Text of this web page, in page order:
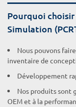
Pourquoi choisir
Simulation
Nous pouvons
inventaire de
Développement
Nos produits sont
OEM et à la